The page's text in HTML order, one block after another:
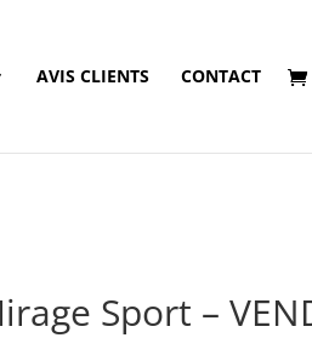
AVIS CLIENTS CONTACT
Sport –